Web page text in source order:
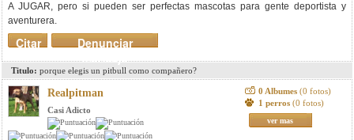
A JUGAR, pero si pueden ser perfectas mascotas para gente deportista y
aventurera.
Denunciar
mensaje
Citar
Titulo: porque elegis un pitbull como compañero?
Realpitman
Casi Adicto
0 Albumes (0 fotos)
1 perros (0 fotos)
ver mas